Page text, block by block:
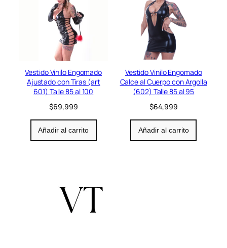
Vestido Vinilo Engomado
Ajustado con Tiras (art
601) Talle 85 al 100
$69,999
Añadir al carrito
Vestido Vinilo Engomado
Calce al Cuerpo con Argolla
(602) Talle 85 al 95
$64,999
Añadir al carrito